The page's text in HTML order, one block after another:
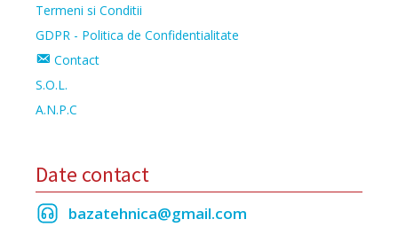
Termeni si Conditii
GDPR - Politica de Confidentialitate
Contact
S.O.L.
A.N.P.C
Date contact
bazatehnica@gmail.com